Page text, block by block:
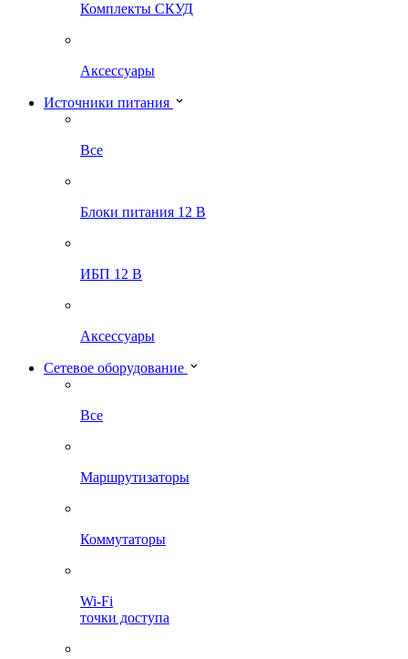
Комплекты СКУД
Аксессуары
Источники питания
Все
Блоки питания 12 В
ИБП 12 В
Аксессуары
Сетевое оборудование
Все
Маршрутизаторы
Коммутаторы
Wi-Fi
точки доступа